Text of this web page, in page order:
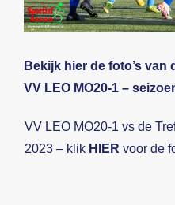
Bekijk hier de foto’s
VV LEO MO20-1 –
VV LEO MO20-1 vs de
2023 – klik HIER voor de